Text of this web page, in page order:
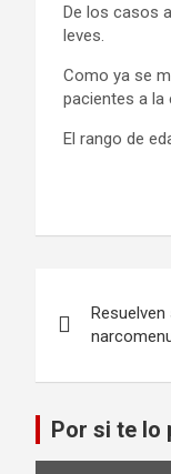
De los casos
leves.
Como ya se
pacientes a la
El rango de
de
Por si te lo